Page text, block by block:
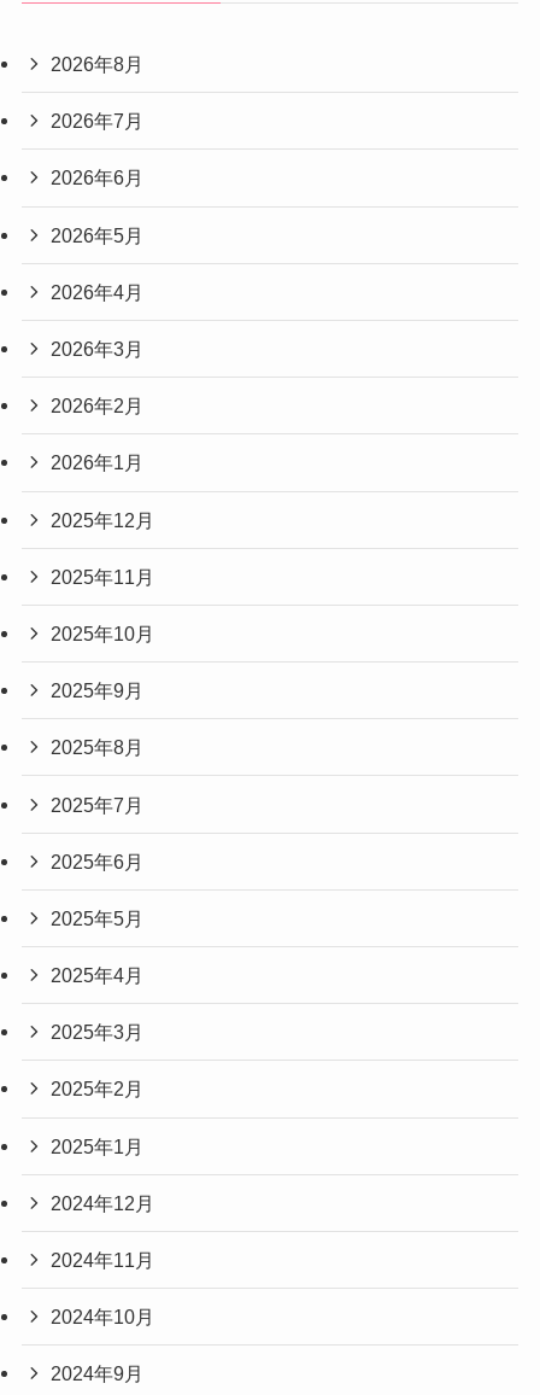
2026年8月
2026年7月
2026年6月
2026年5月
2026年4月
2026年3月
2026年2月
2026年1月
2025年12月
2025年11月
2025年10月
2025年9月
2025年8月
2025年7月
2025年6月
2025年5月
2025年4月
2025年3月
2025年2月
2025年1月
2024年12月
2024年11月
2024年10月
2024年9月